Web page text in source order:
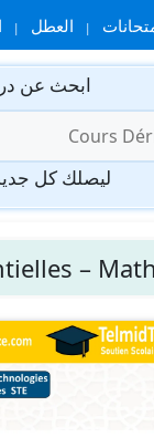
العطل
ابحث عن
ليصلك كل
–